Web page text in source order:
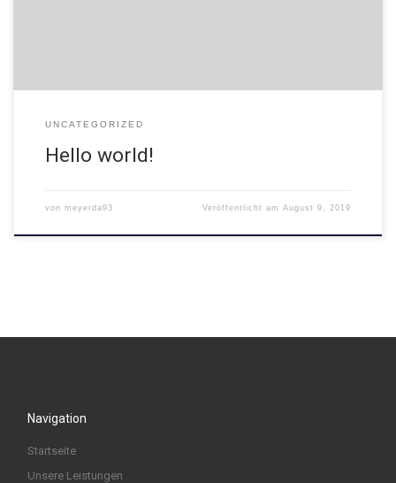
UNCATEGORIZED
Hello world!
von meyerda93 Veröffentlicht amAugust 9, 2019
Navigation
Startseite
Unsere Leistungen